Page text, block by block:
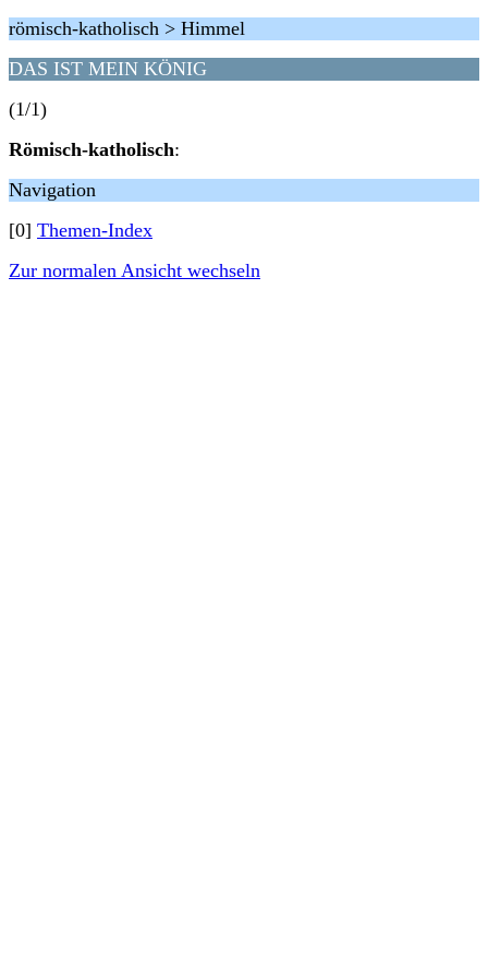
römisch-katholisch > Himmel
DAS IST MEIN KÖNIG
(1/1)
Römisch-katholisch:
Navigation
[0] Themen-Index
Zur normalen Ansicht wechseln